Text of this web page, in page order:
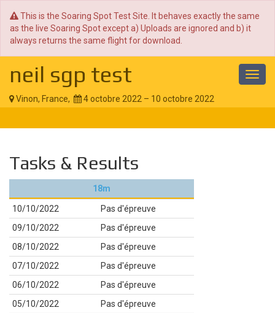
This is the Soaring Spot Test Site. It behaves exactly the same
as the live Soaring Spot except a) Uploads are ignored and b) it
always returns the same flight for download.
neil sgp test
Vinon, France, 4 octobre 2022 – 10 octobre 2022
Tasks & Results
18m
10/10/2022
Pas d'épreuve
09/10/2022
Pas d'épreuve
08/10/2022
Pas d'épreuve
07/10/2022
Pas d'épreuve
06/10/2022
Pas d'épreuve
05/10/2022
Pas d'épreuve